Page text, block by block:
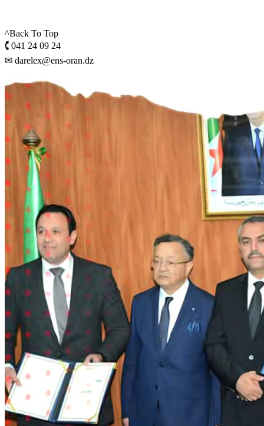
^Back To Top
🕻 041 24 09 24
✉ darelex@ens-oran.dz